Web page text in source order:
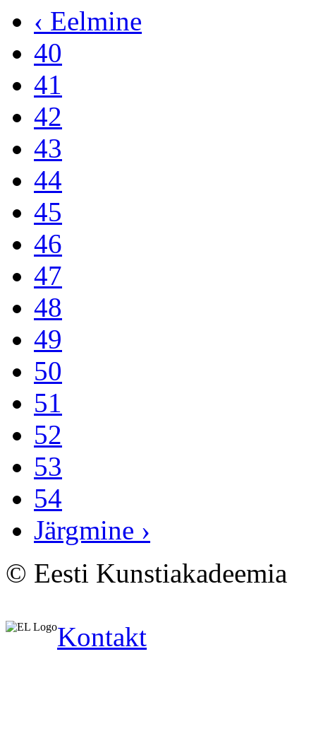
‹ Eelmine
40
41
42
43
44
45
46
47
48
49
50
51
52
53
54
Järgmine ›
© Eesti Kunstiakadeemia
Kontakt